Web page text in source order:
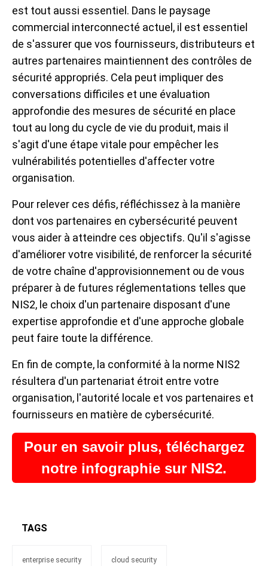
est tout aussi essentiel. Dans le paysage
commercial interconnecté actuel, il est essentiel
de s'assurer que vos fournisseurs, distributeurs et
autres partenaires maintiennent des contrôles de
sécurité appropriés. Cela peut impliquer des
conversations difficiles et une évaluation
approfondie des mesures de sécurité en place
tout au long du cycle de vie du produit, mais il
s'agit d'une étape vitale pour empêcher les
vulnérabilités potentielles d'affecter votre
organisation.
Pour relever ces défis, réfléchissez à la manière
dont vos partenaires en cybersécurité peuvent
vous aider à atteindre ces objectifs. Qu'il s'agisse
d'améliorer votre visibilité, de renforcer la sécurité
de votre chaîne d'approvisionnement ou de vous
préparer à de futures réglementations telles que
NIS2, le choix d'un partenaire disposant d'une
expertise approfondie et d'une approche globale
peut faire toute la différence.
En fin de compte, la conformité à la norme NIS2
résultera d'un partenariat étroit entre votre
organisation, l'autorité locale et vos partenaires et
fournisseurs en matière de cybersécurité.
Pour en savoir plus, téléchargez
notre infographie sur NIS2.
TAGS
enterprise security cloud security